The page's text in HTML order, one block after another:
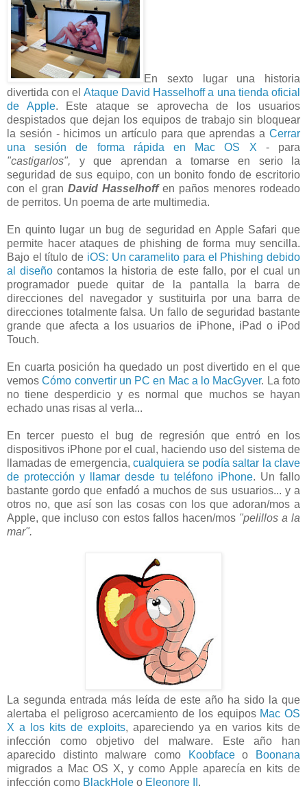
En sexto lugar una historia
divertida con el Ataque David Hasselhoff a una tienda oficial
de Apple. Este ataque se aprovecha de los usuarios
despistados que dejan los equipos de trabajo sin bloquear
la sesión - hicimos un artículo para que aprendas a Cerrar
una sesión de forma rápida en Mac OS X - para
"castigarlos", y que aprendan a tomarse en serio la
seguridad de sus equipo, con un bonito fondo de escritorio
con el gran David Hasselhoffen paños menores rodeado
de perritos. Un poema de arte multimedia.
En quinto lugar un bug de seguridad en Apple Safari que
permite hacer ataques de phishing de forma muy sencilla.
Bajo el título de iOS: Un caramelito para el Phishing debido
al diseño contamos la historia de este fallo, por el cual un
programador puede quitar de la pantalla la barra de
direcciones del navegador y sustituirla por una barra de
direcciones totalmente falsa. Un fallo de seguridad bastante
grande que afecta a los usuarios de iPhone, iPad o iPod
Touch.
En cuarta posición ha quedado un post divertido en el que
vemosCómo convertir un PC en Mac a lo MacGyver. La foto
no tiene desperdicio y es normal que muchos se hayan
echado unas risas al verla...
En tercer puesto el bug de regresión que entró en los
dispositivos iPhone por el cual, haciendo uso del sistema de
llamadas de emergencia,cualquiera se podía saltar la clave
de protección y llamar desde tu teléfono iPhone. Un fallo
bastante gordo que enfadó a muchos de sus usuarios... y a
otros no, que así son las cosas con los que adoran/mos a
Apple, que incluso con estos fallos hacen/mos "pelillos a la
mar".
La segunda entrada más leída de este año ha sido la que
alertaba el peligroso acercamiento de los equipos Mac OS
X a los kits de exploits, apareciendo ya en varios kits de
infección como objetivo del malware. Este año han
aparecido distinto malware como
Koobfaceo
Boonana
migrados a Mac OS X, y como Apple aparecía en kits de
infección como BlackHole o Eleonore II .